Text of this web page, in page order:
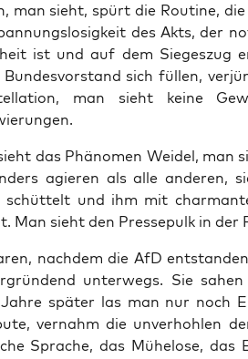
man sieht, spürt die Rou­ti­ne,
des Akts, der
ist und auf dem Sie­ges­zug
Bun­des­vor­stand sich fül­len,
man sieht kei­ne
das Phä­no­men Wei­del, man
agie­ren als alle ande­ren,
schüt­telt und ihm mit
Man sieht den Pres­se­pulk in der
nach­dem die AfD
unter­wegs. Sie
spä­ter las man nur noch
ver­nahm die unver­hoh­len
Spra­che, das Mühe­lo­se,